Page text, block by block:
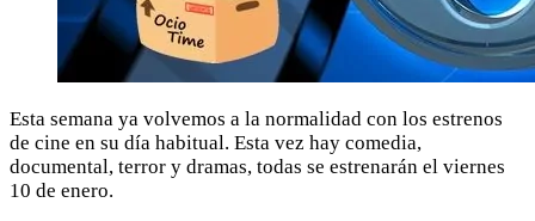
Esta semana ya volvemos a la normalidad con los estrenos
de cine en su día habitual. Esta vez hay comedia,
documental, terror y dramas, todas se estrenarán el viernes
10 de enero.